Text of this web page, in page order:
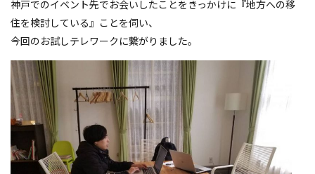
神戸でのイベント先でお会いしたことをきっかけに『地方への移
住を検討している』ことを伺い、
今回のお試しテレワークに繋がりました。